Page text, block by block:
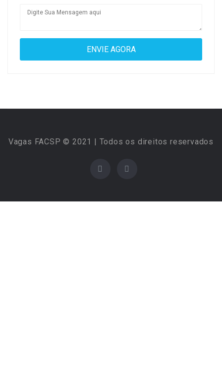
Vagas FACSP © 2021 | Todos os direitos reservados